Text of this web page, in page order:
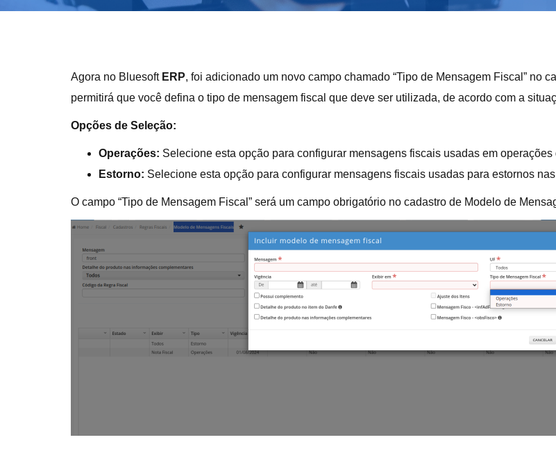
Agora no Bluesoft ERP, foi adicionado um novo campo chamado “Tipo de Mensagem Fiscal” no
permitirá que você defina o tipo de mensagem fiscal que deve ser utilizada, de acordo com a
Opções de Seleção:
Operações: Selecione esta opção para configurar mensagens fiscais usadas em
Estorno: Selecione esta opção para configurar mensagens fiscais usadas para estornos
O campo “Tipo de Mensagem Fiscal” será um campo obrigatório no cadastro de Modelo de